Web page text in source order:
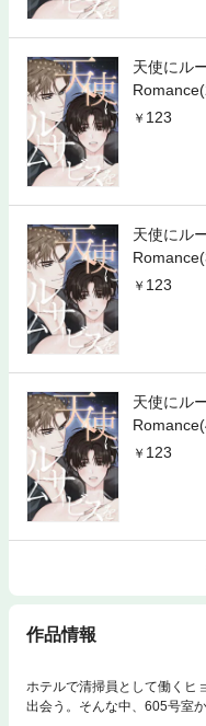
天使にル
123
天使にル
123
天使にル
123
作品情報
ホテルで清掃員として働くヒ
出会う。そんな中、605号室